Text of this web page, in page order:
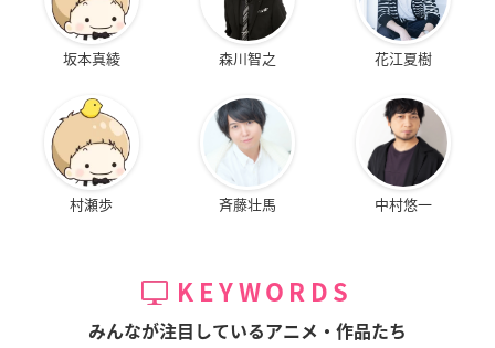
坂本真綾 森川智之 花江夏樹
村瀬歩 斉藤壮馬 中村悠一
KEYWORDS
みんなが注目しているアニメ・作品たち